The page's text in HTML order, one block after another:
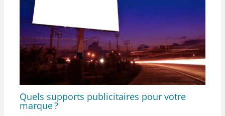
Quels supports publicitaires pour votre
marque ?